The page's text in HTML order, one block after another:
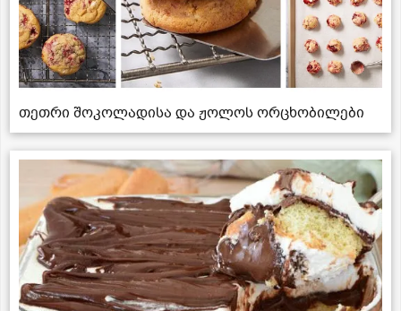
თეთრი შოკოლადისა და ჟოლოს ორცხობილები